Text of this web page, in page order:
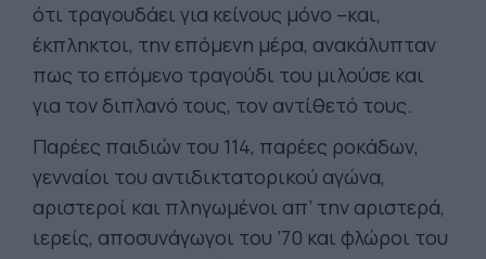
ότι τραγουδάει για κείνους μόνο –και,
έκπληκτοι, την επόμενη μέρα, ανακάλυπταν
πως το επόμενο τραγούδι του μιλούσε και
για τον διπλανό τους, τον αντίθετό τους.
Παρέες παιδιών του 114, παρέες ροκάδων,
γενναίοι του αντιδικτατορικού αγώνα,
αριστεροί και πληγωμένοι απ’ την αριστερά,
ιερείς, αποσυνάγωγοι του ’70 και φλώροι του